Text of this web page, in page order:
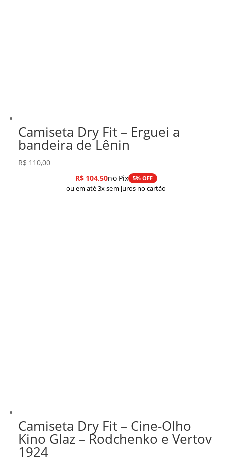
Camiseta Dry Fit – Erguei a
bandeira de Lênin
R$ 110,00
R$104,50no Pix 5% OFF
ou em até 3x sem juros no cartão
Camiseta Dry Fit – Cine-Olho
Kino Glaz – Rodchenko e Vertov
1924